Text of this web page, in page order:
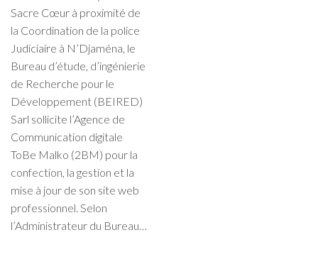
Sacre Cœur à proximité de
la Coordination de la police
Judiciaire à N’Djaména, le
Bureau d’étude, d’ingénierie
de Recherche pour le
Développement (BEIRED)
Sarl sollicite l’Agence de
Communication digitale
ToBe Malko (2BM) pour la
confection, la gestion et la
mise à jour de son site web
professionnel. Selon
l’Administrateur du Bureau…